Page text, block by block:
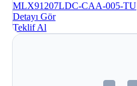
MLX91207LDC-CAA-005-TU
Detayı Gör
Teklif Al